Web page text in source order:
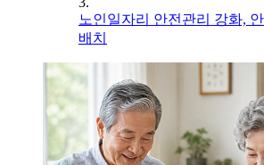
노인일자리 안전관리 강화,
배치